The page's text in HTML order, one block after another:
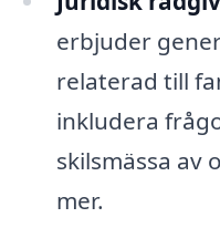
erbjuder
relaterad till
inkludera
skilsmässa av
mer.